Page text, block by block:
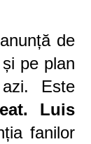
de
pe plan
Este
Luis
fanilor